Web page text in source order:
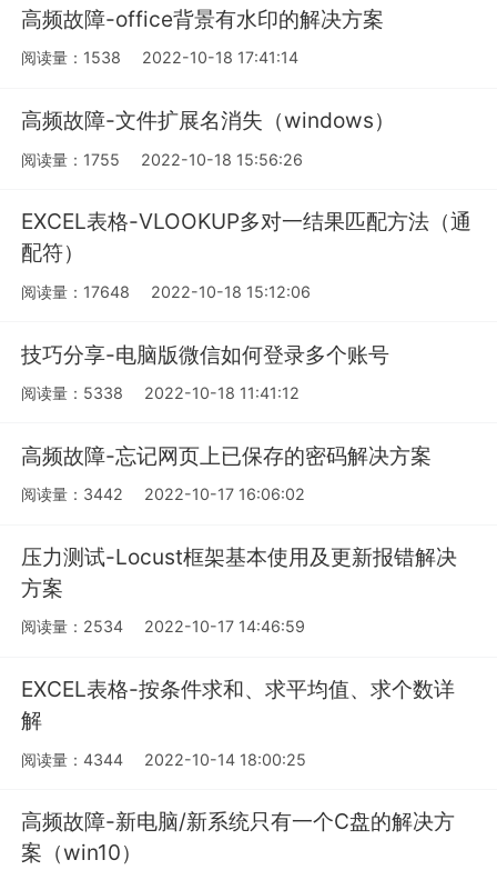
高频故障-office背景有水印的解决方案
阅读量：1538 2022-10-18 17:41:14
高频故障-文件扩展名消失（windows）
阅读量：1755 2022-10-18 15:56:26
EXCEL表格-VLOOKUP多对一结果匹配方法（通
配符）
阅读量：17648 2022-10-18 15:12:06
技巧分享-电脑版微信如何登录多个账号
阅读量：5338 2022-10-18 11:41:12
高频故障-忘记网页上已保存的密码解决方案
阅读量：3442 2022-10-17 16:06:02
压力测试-Locust框架基本使用及更新报错解决
方案
阅读量：2534 2022-10-17 14:46:59
EXCEL表格-按条件求和、求平均值、求个数详
解
阅读量：4344 2022-10-14 18:00:25
高频故障-新电脑/新系统只有一个C盘的解决方
案（win10）